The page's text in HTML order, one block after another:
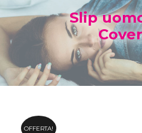
Slip
OFFERTA!